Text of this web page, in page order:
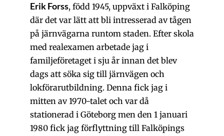
Erik Forss, född 1945, uppväxt i Falköping
där det var lätt att bli intresserad av tågen
på järnvägarna runtom staden. Efter skola
med realexamen arbetade jag i
familjeföretaget i sju år innan det blev
dags att söka sig till järnvägen och
lokförarutbildning. Denna fick jag i
mitten av 1970-talet och var då
stationerad i Göteborg men den 1 januari
1980 fick jag förflyttning till Falköpings